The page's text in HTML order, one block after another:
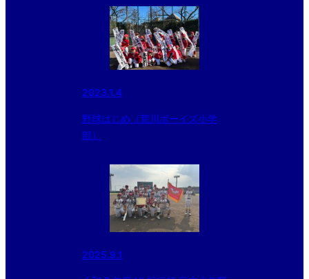
2023.1.4
野球はじめ（荒川ボーイズ小学
部）
2025.9.1